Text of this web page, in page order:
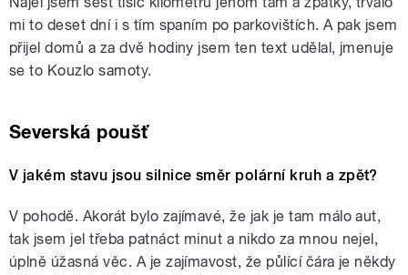
mi to deset dní i s tím spaním po parkovištích. A pak jsem
přijel domů a za dvě hodiny jsem ten text udělal, jmenuje
se to Kouzlo samoty.
Severská poušť
V jakém stavu jsou silnice směr polární kruh a zpět?
V pohodě. Akorát bylo zajímavé, že jak je tam málo aut,
tak jsem jel třeba patnáct minut a nikdo za mnou nejel,
úplně úžasná věc. A je zajímavost, že půlící čára je někdy